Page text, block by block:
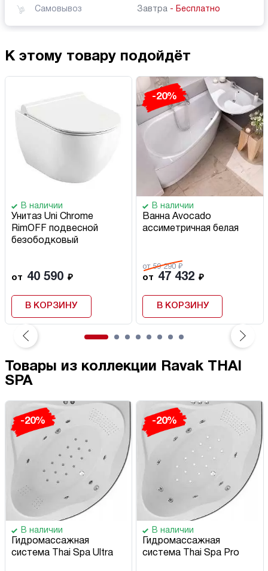
Самовывоз
Завтра - Бесплатно
К этому товару подойдёт
В наличии
Унитаз Uni Chrome
RimOFF подвесной
безободковый
от 40 590 ₽
В КОРЗИНУ
-20%
В наличии
Ванна Avocado
ассиметричная белая
от 59 290 ₽
от 47 432 ₽
В КОРЗИНУ
Товары из коллекции Ravak THAI
SPA
-20%
В наличии
Гидромассажная
система Thai Spa Ultra
-20%
В наличии
Гидромассажная
система Thai Spa Pro